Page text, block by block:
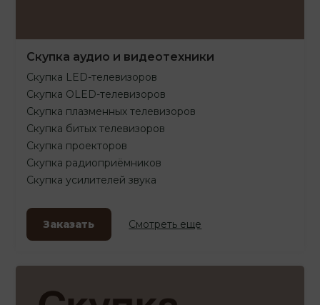
Скупка аудио и видеотехники
Скупка LED-телевизоров
Скупка OLED-телевизоров
Скупка плазменных телевизоров
Скупка битых телевизоров
Скупка проекторов
Скупка радиоприёмников
Скупка усилителей звука
Заказать Смотреть еще